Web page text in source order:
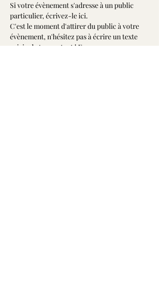
Si votre évènement s'adresse à un public
particulier, écrivez-le ici.
C'est le moment d'attirer du public à votre
évènement, n'hésitez pas à écrire un texte
original et percutant ! Encouragez vos